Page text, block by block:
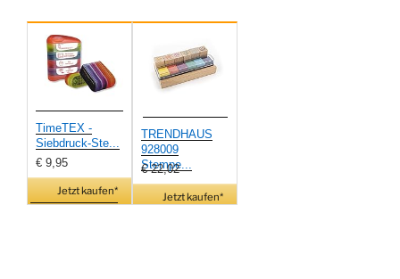
TimeTEX -
Siebdruck-Ste...
€ 9,95
Jetzt kaufen*
TRENDHAUS
928009
Stempe...
€ 22,02
Jetzt kaufen*